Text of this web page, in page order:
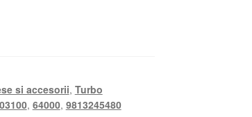
si accesorii, Turbo
, 64000, 9813245480